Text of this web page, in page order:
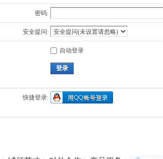
密码:
安全提问:
自动登录
登录
快捷登录: